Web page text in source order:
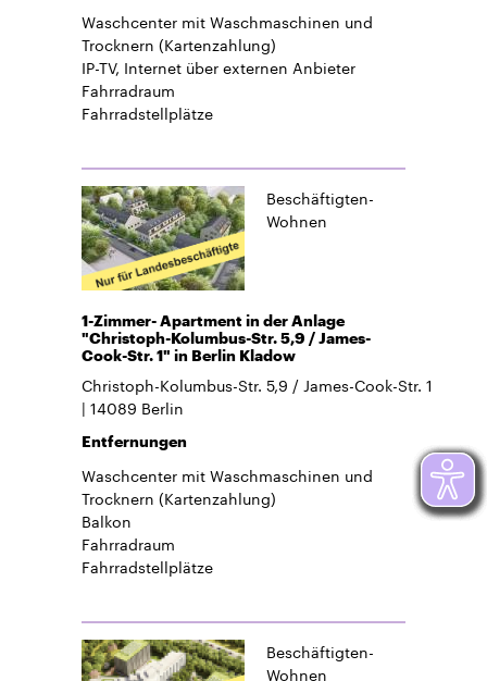
Waschcenter mit Waschmaschinen und
Trocknern (Kartenzahlung)
IP-TV, Internet über externen Anbieter
Fahrradraum
Fahrradstellplätze
Beschäftigten-
Wohnen
1-Zimmer- Apartment in der Anlage
"Christoph-Kolumbus-Str. 5,9 / James-
Cook-Str. 1" in Berlin Kladow
Christoph-Kolumbus-Str. 5,9 / James-Cook-Str. 1
14089 Berlin
Entfernungen
Waschcenter mit Waschmaschinen und
Trocknern (Kartenzahlung)
Balkon
Fahrradraum
Fahrradstellplätze
Beschäftigten-
Wohnen